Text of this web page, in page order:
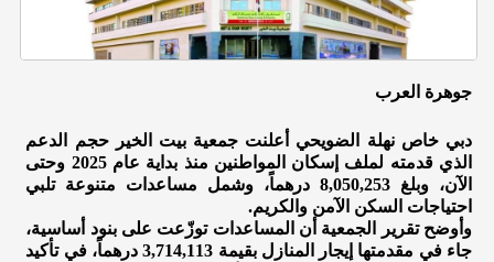
جوهرة العرب
دبي خاص نهلة الضويحي أعلنت جمعية بيت الخير حجم الدعم
الذي قدمته لملف إسكان المواطنين منذ بداية عام 2025 وحتى
الآن، وبلغ 8,050,253 درهماً، وشمل مساعدات متنوعة تلبي
احتياجات السكن الآمن والكريم.
وأوضح تقرير الجمعية أن المساعدات توزّعت على بنود أساسية،
جاء في مقدمتها إيجار المنازل بقيمة 3,714,113 درهماً، في تأكيد